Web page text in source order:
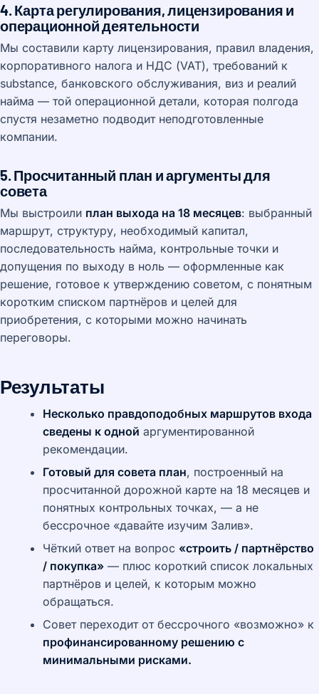
4. Карта регулирования, лицензирования и
операционной деятельности
Мы составили карту лицензирования, правил владения,
корпоративного налога и НДС (VAT), требований к
substance, банковского обслуживания, виз и реалий
найма — той операционной детали, которая полгода
спустя незаметно подводит неподготовленные
компании.
5. Просчитанный план и аргументы для
совета
Мы выстроили план выхода на 18 месяцев: выбранный
маршрут, структуру, необходимый капитал,
последовательность найма, контрольные точки и
допущения по выходу в ноль — оформленные как
решение, готовое к утверждению советом, с понятным
коротким списком партнёров и целей для
приобретения, с которыми можно начинать
переговоры.
Результаты
Несколько правдоподобных маршрутов входа
сведены к одной аргументированной
рекомендации.
Готовый для совета план, построенный на
просчитанной дорожной карте на 18 месяцев и
понятных контрольных точках, — а не
бессрочное «давайте изучим Залив».
Чёткий ответ на вопрос «строить / партнёрство
/ покупка» — плюс короткий список локальных
партнёров и целей, к которым можно
обращаться.
Совет переходит от бессрочного «возможно» к
профинансированному решению с
минимальными рисками.